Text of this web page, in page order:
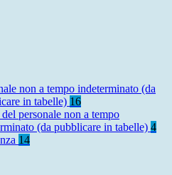
non a tempo indeterminato (da
in tabelle) 16
personale non a tempo
(da pubblicare in tabelle) 4
14